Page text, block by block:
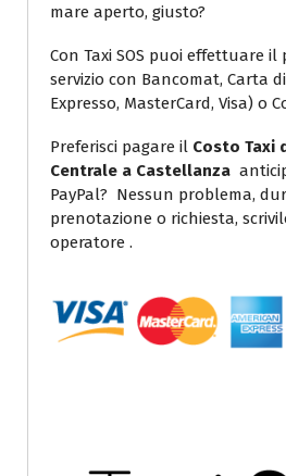
mare aperto, giusto?
Con Taxi SOS puoi effettuare
servizio con Bancomat, Carta
Expresso, MasterCard, Visa) o
Preferisci pagare il Costo Taxi
Centrale a Castellanza
PayPal? Nessun problema,
prenotazione o richiesta,
operatore .